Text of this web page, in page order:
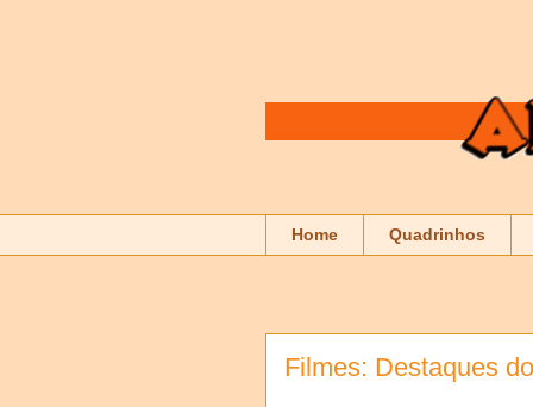
Home Quadrinhos
Filmes: Destaques